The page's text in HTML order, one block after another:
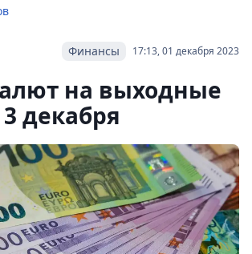
17:13, 01 декабря 2023
Финансы
на выходные
декабря